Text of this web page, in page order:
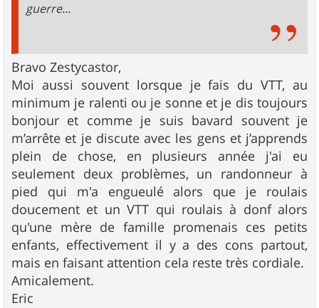
guerre...
Bravo Zestycastor,
Moi aussi souvent lorsque je fais du VTT, au
minimum je ralenti ou je sonne et je dis toujours
bonjour et comme je suis bavard souvent je
m’arrête et je discute avec les gens et j’apprends
plein de chose, en plusieurs année j'ai eu
seulement deux problèmes, un randonneur à
pied qui m'a engueulé alors que je roulais
doucement et un VTT qui roulais à donf alors
qu'une mère de famille promenais ces petits
enfants, effectivement il y a des cons partout,
mais en faisant attention cela reste très cordiale.
Amicalement.
Eric